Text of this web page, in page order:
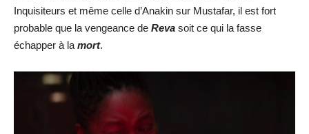
Inquisiteurs et même celle d’Anakin sur Mustafar, il est fort
probable que la vengeance de Reva soit ce qui la fasse
échapper à la mort.